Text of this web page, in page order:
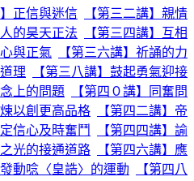
】正信與迷信
【第三二講】親情
的昊天正法
【第三四講】互相
與正氣
【第三六講】祈誦的力
理
【第三八講】鼓起勇氣迎接
上的問題
【第四０講】同奮問
以創更高品格
【第四二講】帝
信心及時奮鬥
【第四四講】諭
光的接通道路
【第四六講】應
發動唸〈皇誥〉的運動
【第四八